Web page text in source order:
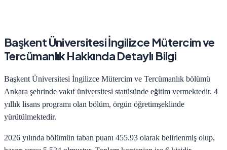
Başkent Üniversitesiİngilizce Mütercim ve
TercümanlıkHakkında Detaylı Bilgi
Başkent Üniversitesi İngilizce Mütercim ve Tercümanlık bölümü
Ankara şehrinde vakıfüniversitesi statüsünde eğitim vermektedir. 4
yıllık lisans programı olan bölüm, örgün öğretimşeklinde
yürütülmektedir.
2026 yılında bölümün taban puanı 455.93 olarak belirlenmiş olup,